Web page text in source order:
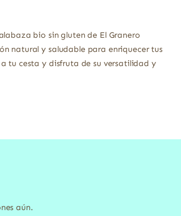
bio sin gluten de El Granero
natural y saludable para enriquecer tus
tu cesta y disfruta de su versatilidad y
aún.